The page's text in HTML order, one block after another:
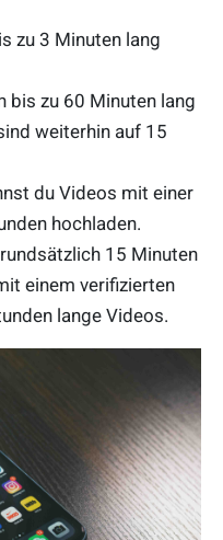
zu 3 Minuten lang
bis zu 60 Minuten lang
weiterhin auf 15
du Videos mit einer
hochladen.
15 Minuten
einem verifizierten
lange Videos.